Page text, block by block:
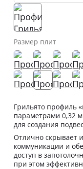
Размер плит
Грильято профиль
параметрами 0,32
для создания
Отлично скрывает
коммуникации и
доступ в
при этом